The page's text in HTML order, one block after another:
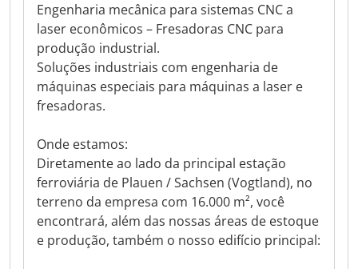
Engenharia mecânica para sistemas CNC a
laser econômicos – Fresadoras CNC para
produção industrial.
Soluções industriais com engenharia de
máquinas especiais para máquinas a laser e
fresadoras.
Onde estamos:
Diretamente ao lado da principal estação
ferroviária de Plauen / Sachsen (Vogtland), no
terreno da empresa com 16.000 m², você
encontrará, além das nossas áreas de estoque
e produção, também o nosso edifício principal: